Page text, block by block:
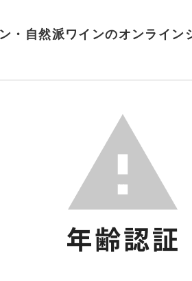
・自然派ワインのオンライ